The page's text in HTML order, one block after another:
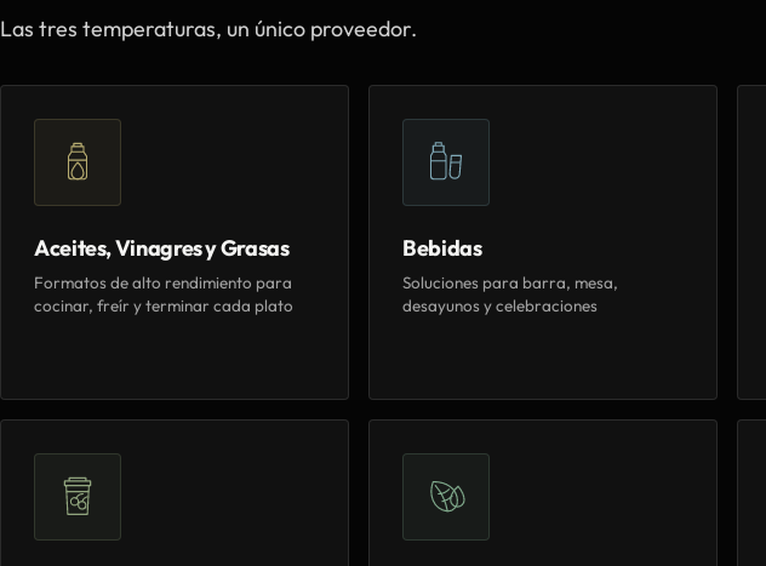
Las tres temperaturas, un único proveedor.
Aceites, Vinagres y Grasas
Formatos de alto rendimiento para
cocinar, freír y terminar cada plato
Bebidas
Soluciones para barra, mesa,
desayunos y celebraciones